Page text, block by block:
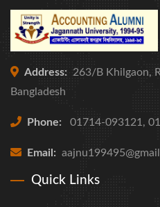
Address:
263/B Khilgaon,
Bangladesh
Phone: 01714-093121,
Email:
Quick Links